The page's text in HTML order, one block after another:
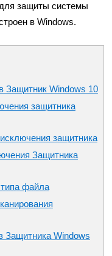
защиты системы
в Windows.
Защитник Windows 10
защитника
защитника
Защитника
файла
Защитника Windows